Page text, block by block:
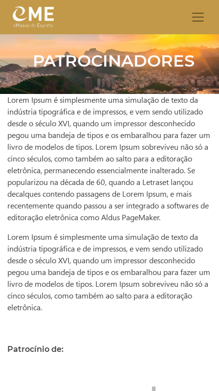
PATROCINADORES
Lorem Ipsum é simplesmente uma simulação de texto da
indústria tipográfica e de impressos, e vem sendo utilizado
desde o século XVI, quando um impressor desconhecido
pegou uma bandeja de tipos e os embaralhou para fazer um
livro de modelos de tipos. Lorem Ipsum sobreviveu não só a
cinco séculos, como também ao salto para a editoração
eletrônica, permanecendo essencialmente inalterado. Se
popularizou na década de 60, quando a Letraset lançou
decalques contendo passagens de Lorem Ipsum, e mais
recentemente quando passou a ser integrado a softwares de
editoração eletrônica como Aldus PageMaker.
Lorem Ipsum é simplesmente uma simulação de texto da
indústria tipográfica e de impressos, e vem sendo utilizado
desde o século XVI, quando um impressor desconhecido
pegou uma bandeja de tipos e os embaralhou para fazer um
livro de modelos de tipos. Lorem Ipsum sobreviveu não só a
cinco séculos, como também ao salto para a editoração
eletrônica.
Patrocínio de: